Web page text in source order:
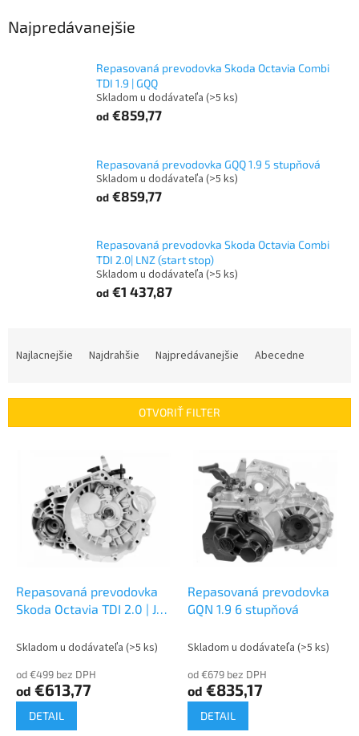
Najpredávanejšie
Repasovaná prevodovka Skoda Octavia Combi
TDI 1.9 | GQQ
Skladom u dodávateľa (>5 ks)
od €859,77
Repasovaná prevodovka GQQ 1.9 5 stupňová
Skladom u dodávateľa (>5 ks)
od €859,77
Repasovaná prevodovka Skoda Octavia Combi
TDI 2.0| LNZ (start stop)
Skladom u dodávateľa (>5 ks)
od €1 437,87
i
Najlacnejšie Najdrahšie Najpredávanejšie Abecedne
OTVORIŤ FILTER
Repasovaná prevodovka
Skoda Octavia TDI 2.0 | JLU
Skladom u dodávateľa (>5 ks)
od €499 bez DPH
od €613,77
DETAIL
Repasovaná prevodovka
GQN 1.9 6 stupňová
Skladom u dodávateľa (>5 ks)
od €679 bez DPH
od €835,17
DETAIL